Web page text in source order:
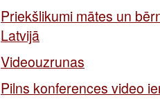
Priekšlikumi mātes un
Latvijā
Videouzrunas
Pilns konferences video